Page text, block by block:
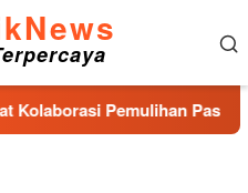
Pemulihan Pascabencana